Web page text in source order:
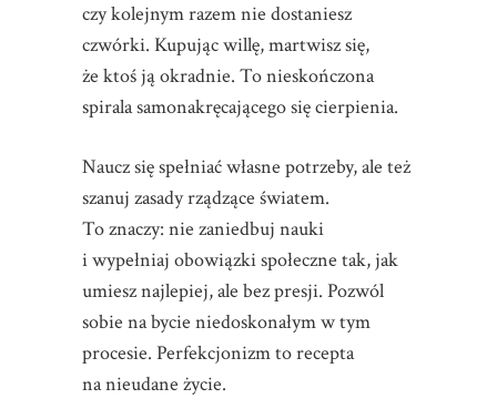
czy kolejnym razem nie dostaniesz
czwórki. Kupując willę, martwisz się,
że ktoś ją okradnie. To nieskończona
spirala samonakręcającego się cierpienia.
Naucz się spełniać własne potrzeby, ale też
szanuj zasady rządzące światem.
To znaczy: nie zaniedbuj nauki
i wypełniaj obowiązki społeczne tak, jak
umiesz najlepiej, ale bez presji. Pozwól
sobie na bycie niedoskonałym w tym
procesie. Perfekcjonizm to recepta
na nieudane życie.